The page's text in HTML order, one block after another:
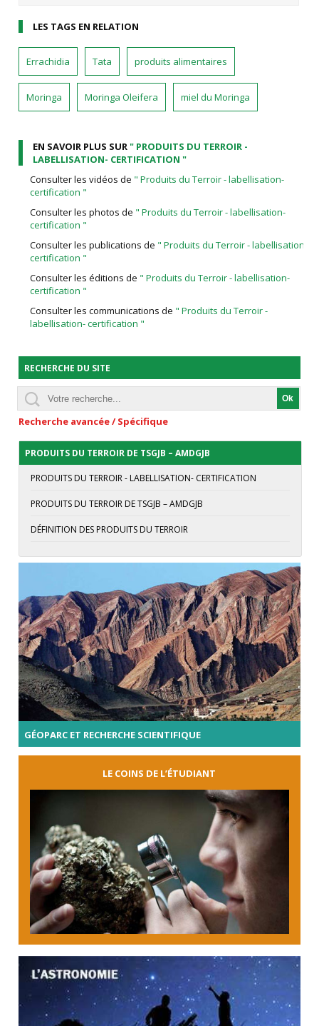
LES TAGS EN RELATION
Errachidia Tata produits alimentaires
Moringa Moringa Oleifera miel du Moringa
EN SAVOIR PLUS SUR" PRODUITS DU TERROIR -
LABELLISATION- CERTIFICATION "
Consulter les vidéos de " Produits du Terroir - labellisation-
certification "
Consulter les photos de " Produits du Terroir - labellisation-
certification "
Consulter les publications de " Produits du Terroir - labellisation-
certification "
Consulter les éditions de " Produits du Terroir - labellisation-
certification "
Consulter les communications de " Produits du Terroir -
labellisation- certification "
RECHERCHE DU SITE
Recherche avancée / Spécifique
PRODUITS DU TERROIR DE TSGJB – AMDGJB
PRODUITS DU TERROIR - LABELLISATION- CERTIFICATION
PRODUITS DU TERROIR DE TSGJB – AMDGJB
DÉFINITION DES PRODUITS DU TERROIR
GÉOPARC ET RECHERCHE SCIENTIFIQUE
LE COINS DE L’ÉTUDIANT